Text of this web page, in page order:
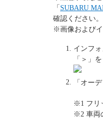
「 SUBARU
確認ください。
※画像および
インフ
「＞」
「オー
※1 フリ
※2 車両